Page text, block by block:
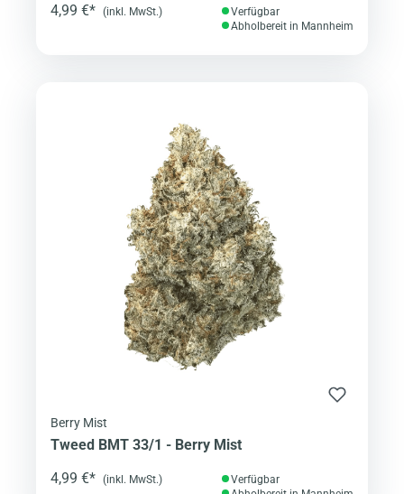
4,99 €* (inkl. MwSt.)
Verfügbar
Abholbereit in Mannheim
Berry Mist
Tweed BMT 33/1 - Berry Mist
4,99 €* (inkl. MwSt.)
Verfügbar